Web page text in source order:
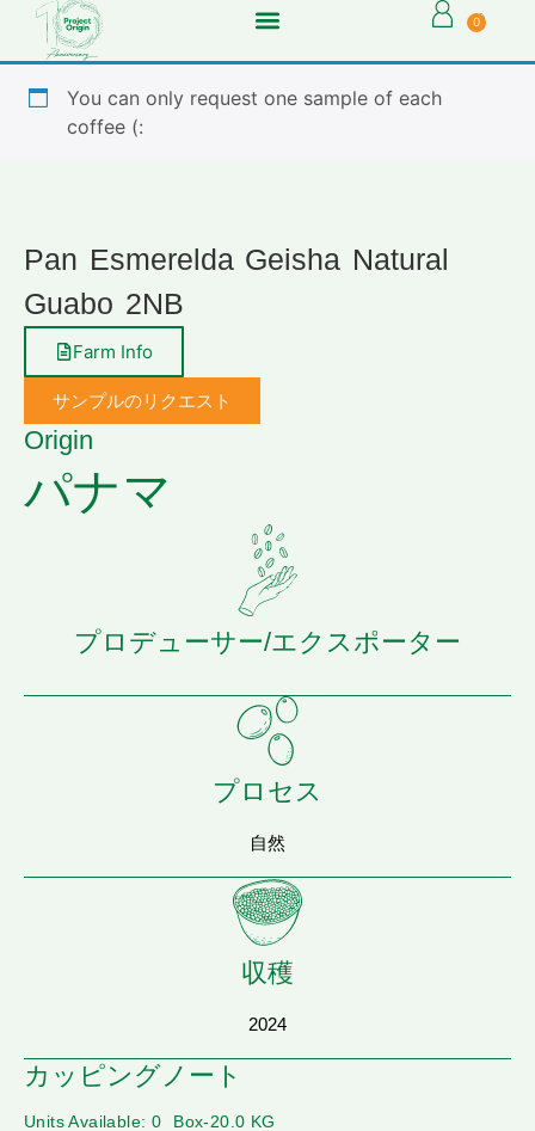
0
You can only request one sample of each
coffee (:
Pan Esmerelda Geisha Natural
Guabo 2NB
Farm Info
サンプルのリクエスト
Origin
パナマ
プロデューサー/エクスポーター
プロセス
自然
収穫
2024
カッピングノート
Units Available: 0 Box-20.0 KG